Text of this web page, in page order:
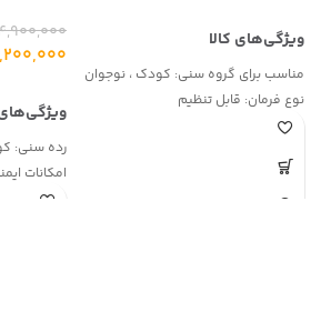
مناسب برای گروه سنی: کودک ، نوجوان
نوع فرمان: قابل تنظیم
نوع ترمز:
رده سنی:
امکانات
صندلی